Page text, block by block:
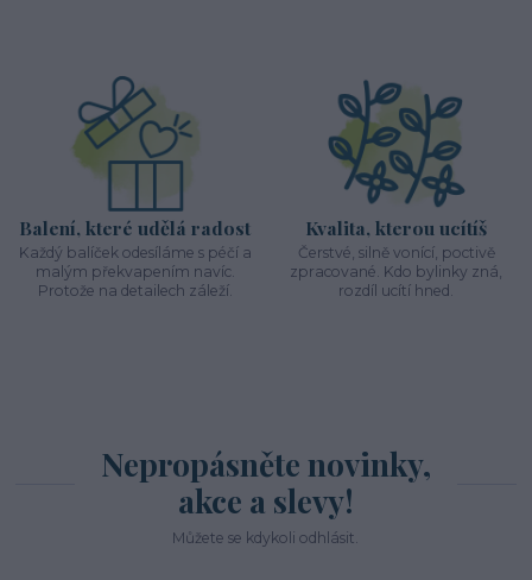
Balení, které udělá radost
Každý balíček odesíláme s péčí a
malým překvapením navíc.
Protože na detailech záleží.
Kvalita, kterou ucítíš
Čerstvé, silně vonící, poctivě
zpracované. Kdo bylinky zná,
rozdíl ucítí hned.
Nepropásněte novinky,
akce a slevy!
Můžete se kdykoli odhlásit.